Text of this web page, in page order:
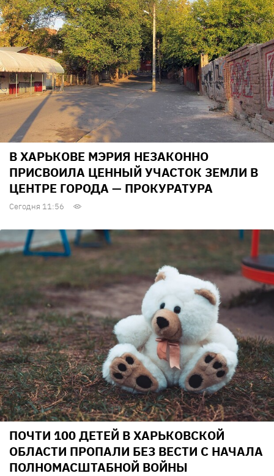
В ХАРЬКОВЕ МЭРИЯ НЕЗАКОННО
ПРИСВОИЛА ЦЕННЫЙ УЧАСТОК ЗЕМЛИ В
ЦЕНТРЕ ГОРОДА — ПРОКУРАТУРА
Сегодня 11:56
ПОЧТИ 100 ДЕТЕЙ В ХАРЬКОВСКОЙ
ОБЛАСТИ ПРОПАЛИ БЕЗ ВЕСТИ С НАЧАЛА
ПОЛНОМАСШТАБНОЙ ВОЙНЫ